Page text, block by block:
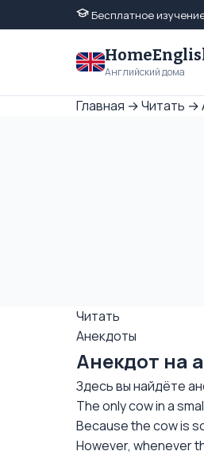
Бесплатное
Английский дома
Главная →Читать →
Читать
Анекдоты
Анекдот на
Здесь вы найдёте
The only cow in a
Because the cow is
However, whenever